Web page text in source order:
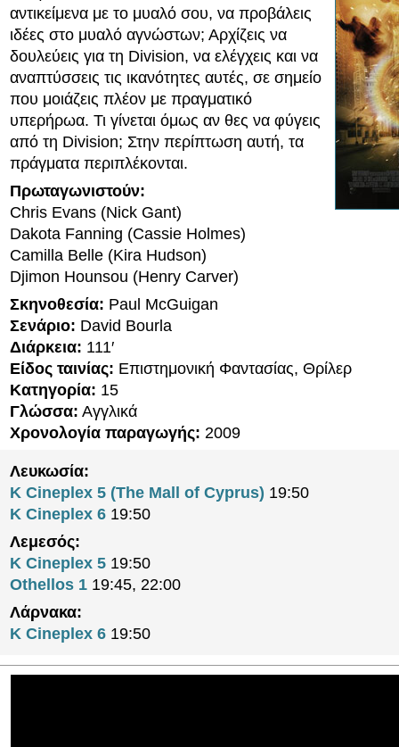
αντικείμενα με το μυαλό σου, να προβάλεις
ιδέες στο μυαλό αγνώστων; Αρχίζεις να
δουλεύεις για τη Division, να ελέγχεις και να
αναπτύσσεις τις ικανότητες αυτές, σε σημείο
που μοιάζεις πλέον με πραγματικό
υπερήρωα. Τι γίνεται όμως αν θες να φύγεις
από τη Division; Στην περίπτωση αυτή, τα
πράγματα περιπλέκονται.
Πρωταγωνιστούν:
Chris Evans (Nick Gant)
Dakota Fanning (Cassie Holmes)
Camilla Belle (Kira Hudson)
Djimon Hounsou (Henry Carver)
Σκηνοθεσία: Paul McGuigan
Σενάριο: David Bourla
Διάρκεια: 111′
Είδος ταινίας: Επιστημονική Φαντασίας, Θρίλερ
Κατηγορία: 15
Γλώσσα: Αγγλικά
Χρονολογία παραγωγής: 2009
Λευκωσία:
K Cineplex 5 (The Mall of Cyprus) 19:50
K Cineplex 6 19:50
Λεμεσός:
K Cineplex 5 19:50
Othellos 1 19:45, 22:00
Λάρνακα:
K Cineplex 6 19:50